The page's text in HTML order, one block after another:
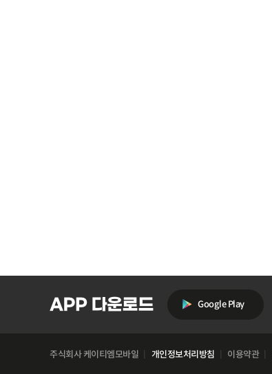
Google Play
주식회사 케이티엠모바일 개인정보처리방침 이용약관